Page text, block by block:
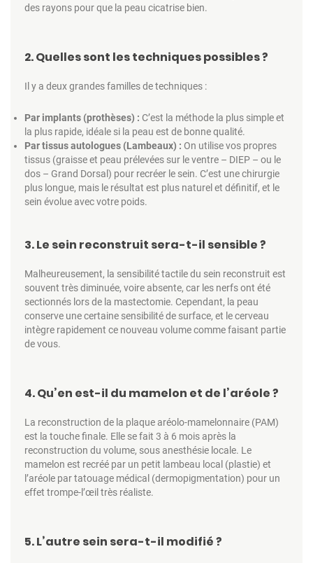
des rayons pour que la peau cicatrise bien.
2. Quelles sont les techniques possibles ?
Il y a deux grandes familles de techniques :
Par implants (prothèses) : C’est la méthode la plus simple et
la plus rapide, idéale si la peau est de bonne qualité.
Par tissus autologues (Lambeaux) : On utilise vos propres
tissus (graisse et peau prélevées sur le ventre – DIEP – ou le
dos – Grand Dorsal) pour recréer le sein. C’est une chirurgie
plus longue, mais le résultat est plus naturel et définitif, et le
sein évolue avec votre poids.
3. Le sein reconstruit sera-t-il sensible ?
Malheureusement, la sensibilité tactile du sein reconstruit est
souvent très diminuée, voire absente, car les nerfs ont été
sectionnés lors de la mastectomie. Cependant, la peau
conserve une certaine sensibilité de surface, et le cerveau
intègre rapidement ce nouveau volume comme faisant partie
de vous.
4. Qu’en est-il du mamelon et de l’aréole ?
La reconstruction de la plaque aréolo-mamelonnaire (PAM)
est la touche finale. Elle se fait 3 à 6 mois après la
reconstruction du volume, sous anesthésie locale. Le
mamelon est recréé par un petit lambeau local (plastie) et
l’aréole par tatouage médical (dermopigmentation) pour un
effet trompe-l’œil très réaliste.
5. L’autre sein sera-t-il modifié ?